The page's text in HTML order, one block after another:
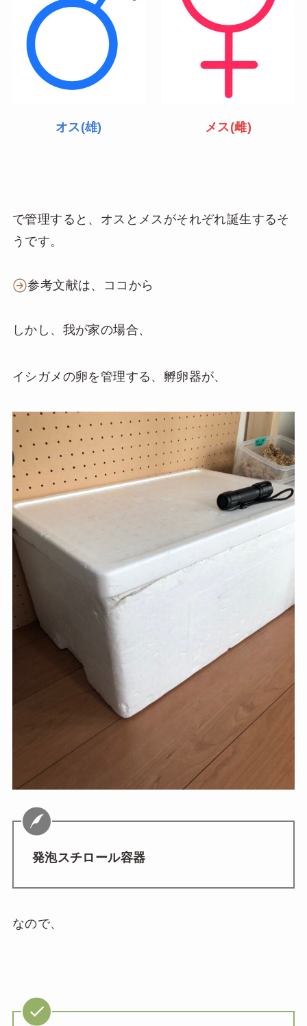
オス(雄) メス(雌)
で管理すると、オスとメスがそれぞれ誕生するそ
うです。
参考文献は、ココから
しかし、我が家の場合、
イシガメの卵を管理する、孵卵器が、
発泡スチロール容器
なので、